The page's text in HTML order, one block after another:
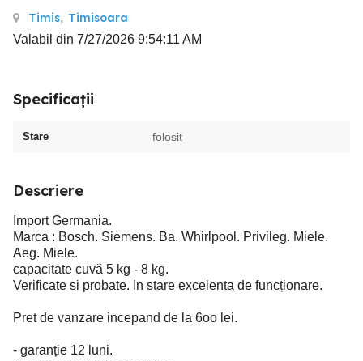
Timis, Timisoara
Valabil din 7/27/2026 9:54:11 AM
Specificații
Stare folosit
Descriere
Import Germania.
Marca : Bosch. Siemens. Ba. Whirlpool. Privileg. Miele.
Aeg. Miele.
capacitate cuvă 5 kg - 8 kg.
Verificate si probate. In stare excelenta de funcționare.
Pret de vanzare incepand de la 6oo lei.
- garanție 12 luni.